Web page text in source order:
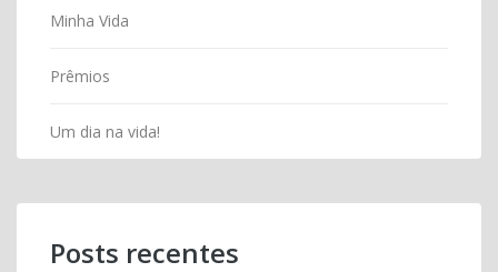
Minha Vida
Prêmios
Um dia na vida!
Posts recentes